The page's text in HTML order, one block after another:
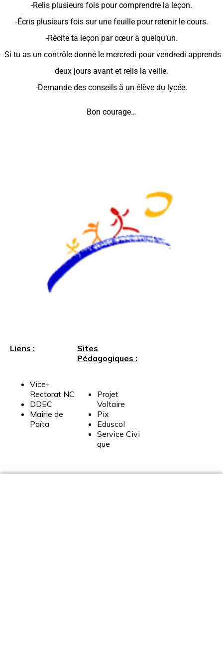
-Relis plusieurs fois pour comprendre la leçon.
-Écris plusieurs fois sur une feuille pour retenir le cours.
-Récite ta leçon par cœur à quelqu’un.
-Si tu as un contrôle donné le mercredi pour vendredi apprends
deux jours avant et relis la veille.
-Demande des conseils à un élève du lycée.
Bon courage…
Liens :
Vice-
Rectorat NC
DDEC
Mairie de
Païta
Sites
Pédagogiques :
Projet
Voltaire
Pix
Eduscol
Service Civi
que